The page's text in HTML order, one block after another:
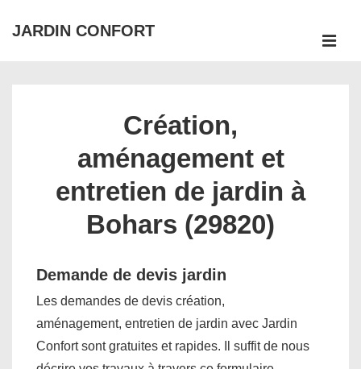
passer
JARDIN CONFORT
Création,
aménagement et
entretien de jardin à
Bohars (29820)
Demande de devis jardin
Les demandes de devis création,
aménagement, entretien de jardin avec Jardin
Confort sont gratuites et rapides. Il suffit de nous